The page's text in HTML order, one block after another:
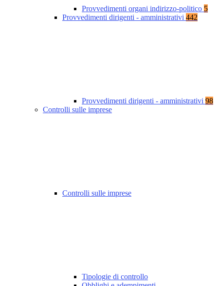
Provvedimenti organi indirizzo-politico 5
Provvedimenti dirigenti - amministrativi 442
Provvedimenti dirigenti - amministrativi 98
Controlli sulle imprese
Controlli sulle imprese
Tipologie di controllo